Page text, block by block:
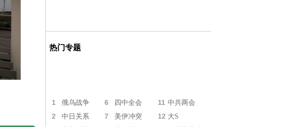
热门专题
1 俄乌战争 6 四中全会 11 中共两会
2 中日关系 7 美伊冲突 12 大S